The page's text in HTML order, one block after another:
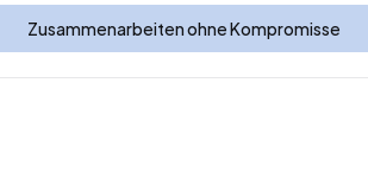
Zusammenarbeiten ohne Kompromisse